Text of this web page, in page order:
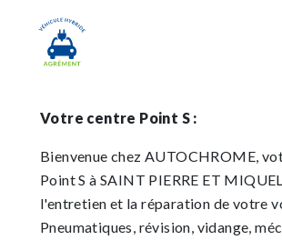
Votre centre Point S :
Bienvenue chez AUTOCHROME,
Point S à SAINT PIERRE ET
l'entretien et la réparation de votre
Pneumatiques, révision, vidange,